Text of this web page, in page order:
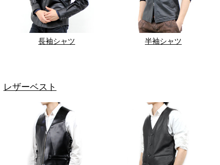
長袖シャツ 半袖シャツ
レザーベスト